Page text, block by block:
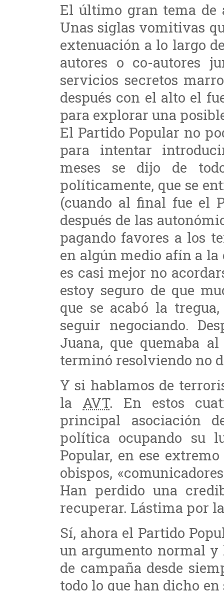
El último gran tema de
Unas siglas vomitivas
extenuación a lo largo
autores o co-autores
servicios secretos
después con el alto el
para explorar una
El Partido Popular no
para intentar
meses se dijo de
políticamente, que se
(cuando al final fue el
después de las
pagando favores a los
en algún medio afín a la
es casi mejor no
estoy seguro de que
que se acabó la
seguir negociando.
Juana, que quemaba
terminó resolviendo no
Y si hablamos de
la AVT. En estos
principal asociación
política ocupando su
Popular, en ese
obispos,
Han perdido una
recuperar. Lástima por
Sí, ahora el Partido
un argumento normal y
de campaña desde
todo lo que han dicho